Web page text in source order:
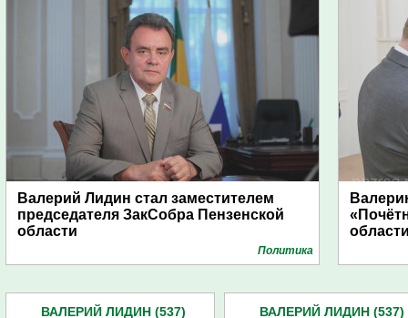
Валерий Лидин стал заместителем
председателя ЗакСобра Пензенской
области
Политика
ВАЛЕРИЙ ЛИДИН (537) ВАЛЕРИЙ ЛИДИН (537)